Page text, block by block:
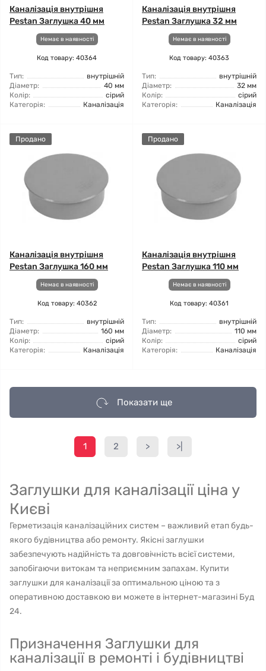
Каналізація внутрішня
Pestan Заглушка 40 мм
Немає в наявності
Код товару: 40364
Тип:
внутрішній
Діаметр:
40 мм
Колір:
сірий
Категорія:
Каналізація
Каналізація внутрішня
Pestan Заглушка 32 мм
Немає в наявності
Код товару: 40363
Тип:
внутрішній
Діаметр:
32 мм
Колір:
сірий
Категорія:
Каналізація
Продано
Каналізація внутрішня
Pestan Заглушка 160 мм
Немає в наявності
Код товару: 40362
Тип:
внутрішній
Діаметр:
160 мм
Колір:
сірий
Категорія:
Каналізація
Продано
Каналізація внутрішня
Pestan Заглушка 110 мм
Немає в наявності
Код товару: 40361
Тип:
внутрішній
Діаметр:
110 мм
Колір:
сірий
Категорія:
Каналізація
Показати ще
1 2 > >|
Заглушки для каналізації ціна у
Києві
Герметизація каналізаційних систем – важливий етап будь-
якого будівництва або ремонту. Якісні заглушки
забезпечують надійність та довговічність всієї системи,
запобігаючи витокам та неприємним запахам. Купити
заглушки для каналізації за оптимальною ціною та з
оперативною доставкою ви можете в інтернет-магазині Буд
24.
Призначення Заглушки для
каналізації в ремонті і будівництві